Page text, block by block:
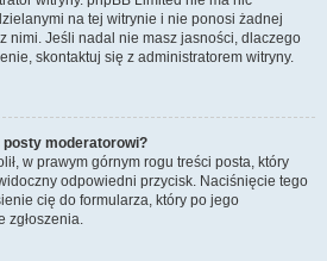
na tej witrynie i nie ponosi żadnej
nimi. Jeśli nadal nie masz jasności, dlaczego
skontaktuj się z administratorem witryny.
posty moderatorowi?
w prawym górnym rogu treści posta, który
odpowiedni przycisk. Naciśnięcie tego
cię do formularza, który po jego
zgłoszenia.